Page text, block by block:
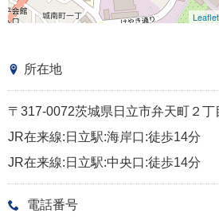
Leaflet
所在地
〒317-0072茨城県日立市弁天町２丁
JR在来線:日立駅:海岸口:徒歩14分
JR在来線:日立駅:中央口:徒歩14分
電話番号